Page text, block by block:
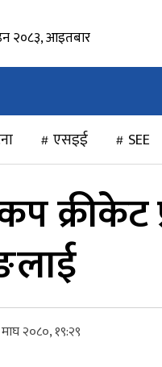
२०८३, आइतबार
एसइई SEE
क्रीकेट
२०८०, १९:२९